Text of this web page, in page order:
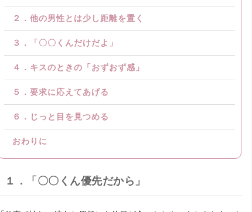
２．他の男性とは少し距離を置く
３．「〇〇くんだけだよ」
４．キスのときの「おずおず感」
５．要求に応えてあげる
６．じっと目を見つめる
おわりに
１．「〇〇くん優先だから」